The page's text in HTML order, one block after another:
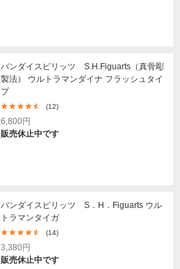
バンダイスピリッツ S.H.Figuarts（真骨彫
製法） ウルトラマンダイナ フラッシュタイ
プ
(12)
6,800円
販売休止中です
バンダイスピリッツ S．H．Figuarts ウル
トラマンタイガ
(14)
3,380円
販売休止中です